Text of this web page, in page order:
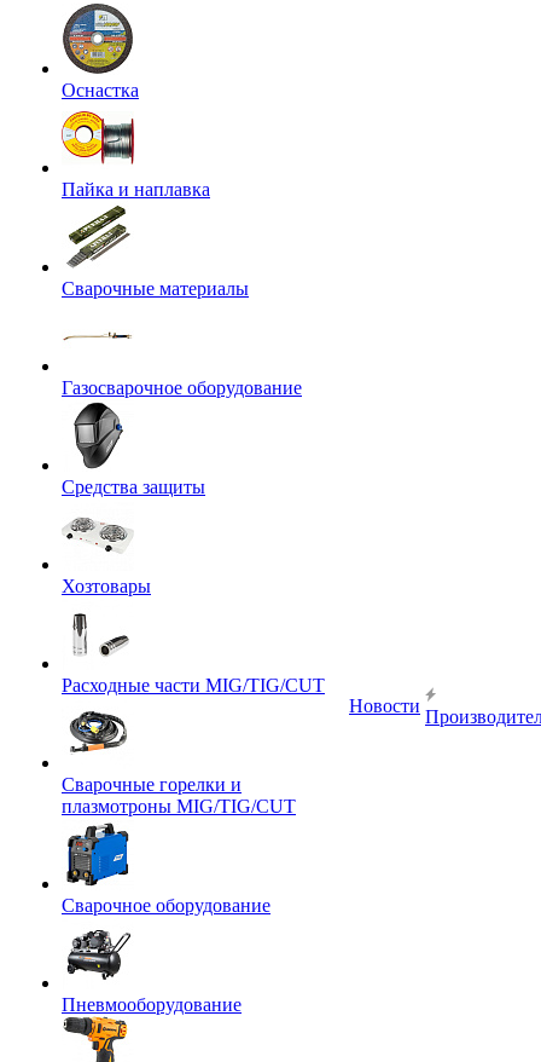
Оснастка
Пайка и наплавка
Сварочные материалы
Газосварочное оборудование
Средства защиты
Хозтовары
Расходные части MIG/TIG/CUT
Сварочные горелки и
плазмотроны MIG/TIG/CUT
Сварочное оборудование
Пневмооборудование
Новости